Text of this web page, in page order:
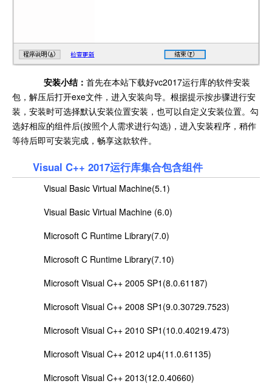
安装小结： 首先在本站下载好vc2017运行库的软件安装
包，解压后打开exe文件，进入安装向导。根据提示按步骤进行安
装，安装时可选择默认安装位置安装，也可以自定义安装位置。勾
选好相应的组件后(按照个人需求进行勾选)，进入安装程序，稍作
等待后即可安装完成，畅享这款软件。
Visual C++ 2017运行库集合包含组件
Visual Basic Virtual Machine(5.1)
Visual Basic Virtual Machine (6.0)
Microsoft C Runtime Library(7.0)
Microsoft C Runtime Library(7.10)
Microsoft Visual C++ 2005 SP1(8.0.61187)
Microsoft Visual C++ 2008 SP1(9.0.30729.7523)
Microsoft Visual C++ 2010 SP1(10.0.40219.473)
Microsoft Visual C++ 2012 up4(11.0.61135)
Microsoft Visual C++ 2013(12.0.40660)